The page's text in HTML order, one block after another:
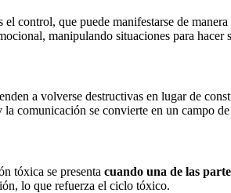
control, que puede manifestarse de
manipulando situaciones para
a volverse destructivas en lugar de
comunicación se convierte en un campo
tóxica se presenta cuando una de las
lo que refuerza el ciclo tóxico.